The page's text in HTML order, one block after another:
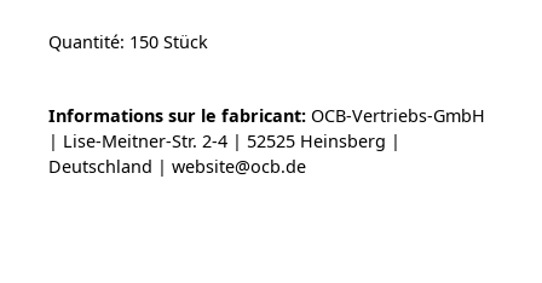
Quantité: 150 Stück
Informations sur le fabricant: OCB-Vertriebs-GmbH
| Lise-Meitner-Str. 2-4 | 52525 Heinsberg |
Deutschland | website@ocb.de